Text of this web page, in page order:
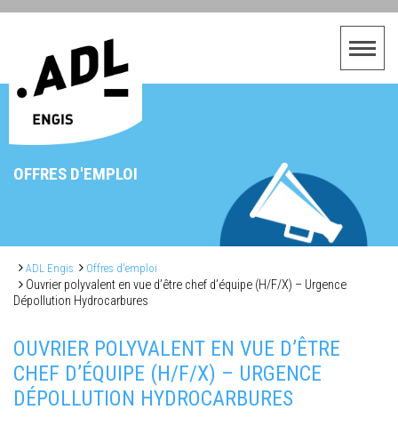
OFFRES D'EMPLOI
ADL Engis Offres d'emploi
Ouvrier polyvalent en vue d’être chef d’équipe (H/F/X) – Urgence
Dépollution Hydrocarbures
OUVRIER POLYVALENT EN VUE D’ÊTRE
CHEF D’ÉQUIPE (H/F/X) – URGENCE
DÉPOLLUTION HYDROCARBURES